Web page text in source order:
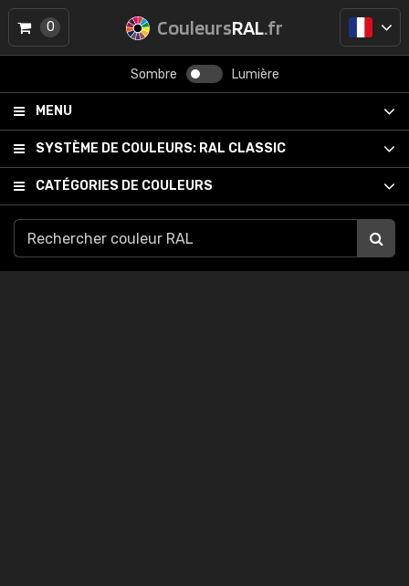
CouleursRAL.fr
Sombre Lumière
MENU
SYSTÈME DE COULEURS: RAL CLASSIC
CATÉGORIES DE COULEURS
0